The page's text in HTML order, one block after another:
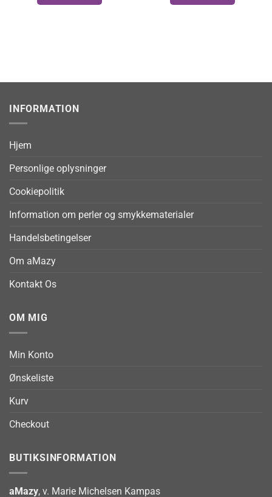
INFORMATION
Hjem
Personlige oplysninger
Cookiepolitik
Information om perler og smykkematerialer
Handelsbetingelser
Om aMazy
Kontakt Os
OM MIG
Min Konto
Ønskeliste
Kurv
Checkout
BUTIKSINFORMATION
aMazy, v. Marie Michelsen Kampas